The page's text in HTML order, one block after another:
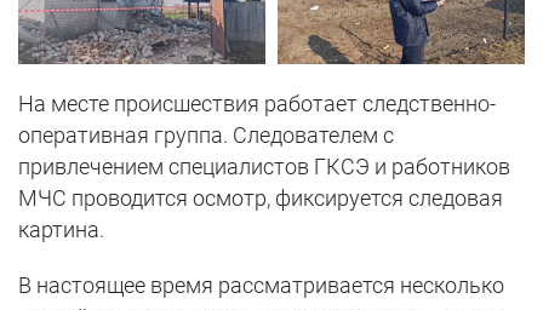
На месте происшествия работает следственно-
оперативная группа. Следователем с
привлечением специалистов ГКСЭ и работников
МЧС проводится осмотр, фиксируется следовая
картина.
В настоящее время рассматривается несколько